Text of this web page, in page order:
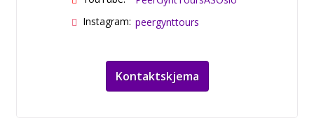
Instagram: peergynttours
Kontaktskjema